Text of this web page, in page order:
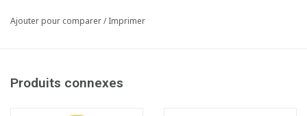
Ajouter pour comparer/Imprimer
Produits connexes